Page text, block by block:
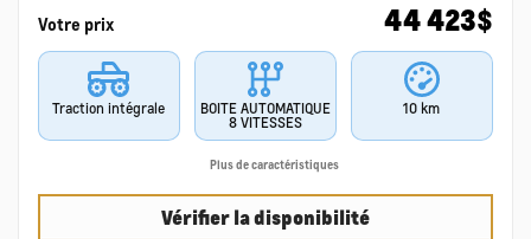
Votre prix 44 423$
Traction intégrale
BOITE AUTOMATIQUE
8 VITESSES
10 km
Plus de caractéristiques
Vérifier la disponibilité